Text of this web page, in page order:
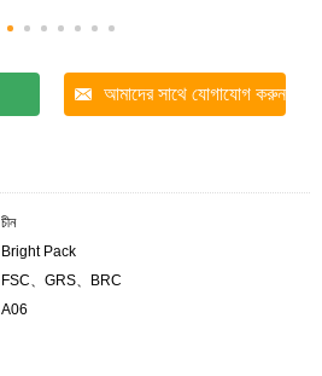
আমাদের সাথে যোগাযোগ করুন
চীন
Bright Pack
FSC、GRS、BRC
A06